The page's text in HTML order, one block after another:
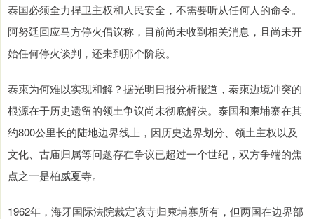
泰国必须全力捍卫主权和人民安全，不需要听从任何人的命令。
阿努廷回应马方停火倡议称，目前尚未收到相关消息，且尚未开
始任何停火谈判，还未到那个阶段。
泰柬为何难以实现和解？据光明日报分析报道，泰柬边境冲突的
根源在于历史遗留的领土争议尚未彻底解决。泰国和柬埔寨在其
约800公里长的陆地边界线上，因历史边界划分、领土主权以及
文化、古庙归属等问题存在争议已超过一个世纪，双方争端的焦
点之一是柏威夏寺。
1962年，海牙国际法院裁定该寺归柬埔寨所有，但两国在边界部